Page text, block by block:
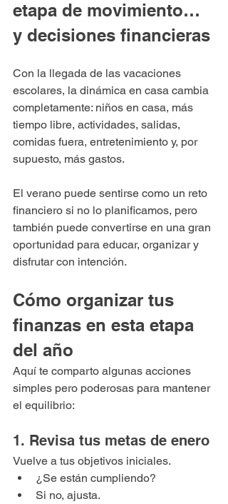
etapa de movimiento…
y decisiones financieras
Con la llegada de las vacaciones
escolares, la dinámica en casa cambia
completamente: niños en casa, más
tiempo libre, actividades, salidas,
comidas fuera, entretenimiento y, por
supuesto, más gastos.
El verano puede sentirse como un reto
financiero si no lo planificamos, pero
también puede convertirse en una gran
oportunidad para educar, organizar y
disfrutar con intención.
Cómo organizar tus
finanzas en esta etapa
del año
Aquí te comparto algunas acciones
simples pero poderosas para mantener
el equilibrio:
1. Revisa tus metas de enero
Vuelve a tus objetivos iniciales.
¿Se están cumpliendo?
Si no, ajusta.